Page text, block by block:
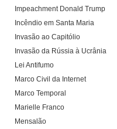
Impeachment Donald Trump
Incêndio em Santa Maria
Invasão ao Capitólio
Invasão da Rússia à Ucrânia
Lei Antifumo
Marco Civil da Internet
Marco Temporal
Marielle Franco
Mensalão